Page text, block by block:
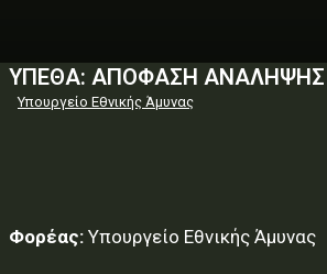
ΥΠΕΘΑ: ΑΠΟΦΑΣΗ ΑΝΑΛΗΨΗΣ
Υπουργείο Εθνικής Άμυνας
Φορέας: Υπουργείο Εθνικής Άμυνας